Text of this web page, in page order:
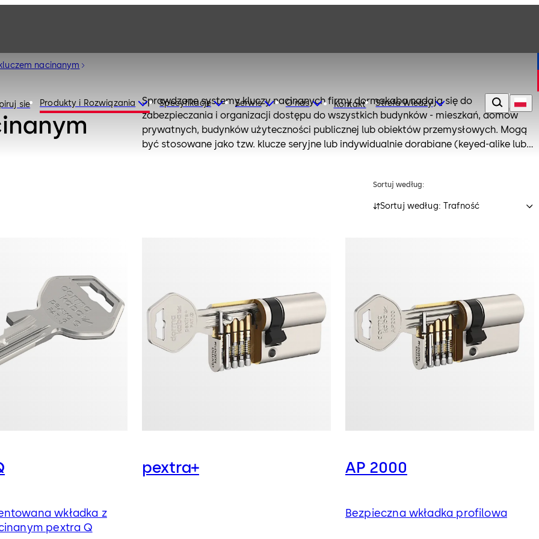
sie Produkty i Rozwiązania Specyfikacje Serwis O nas Kontakt Strefa Wiedzy
nacinanym
Sprawdzone systemy kluczy nacinanych firmy dormakaba nadają się do
zabezpieczania i organizacji dostępu do wszystkich budynków - mieszkań, domów
prywatnych, budynków użyteczności publicznej lub obiektów przemysłowych. Mogą
być stosowane jako tzw. klucze seryjne lub indywidualnie dorabiane (keyed-alike lub
Sortuj według:
Sortuj według: Trafność
wkładka z
pextra Q
pextra+ AP 2000
Bezpieczna wkładka profilowa